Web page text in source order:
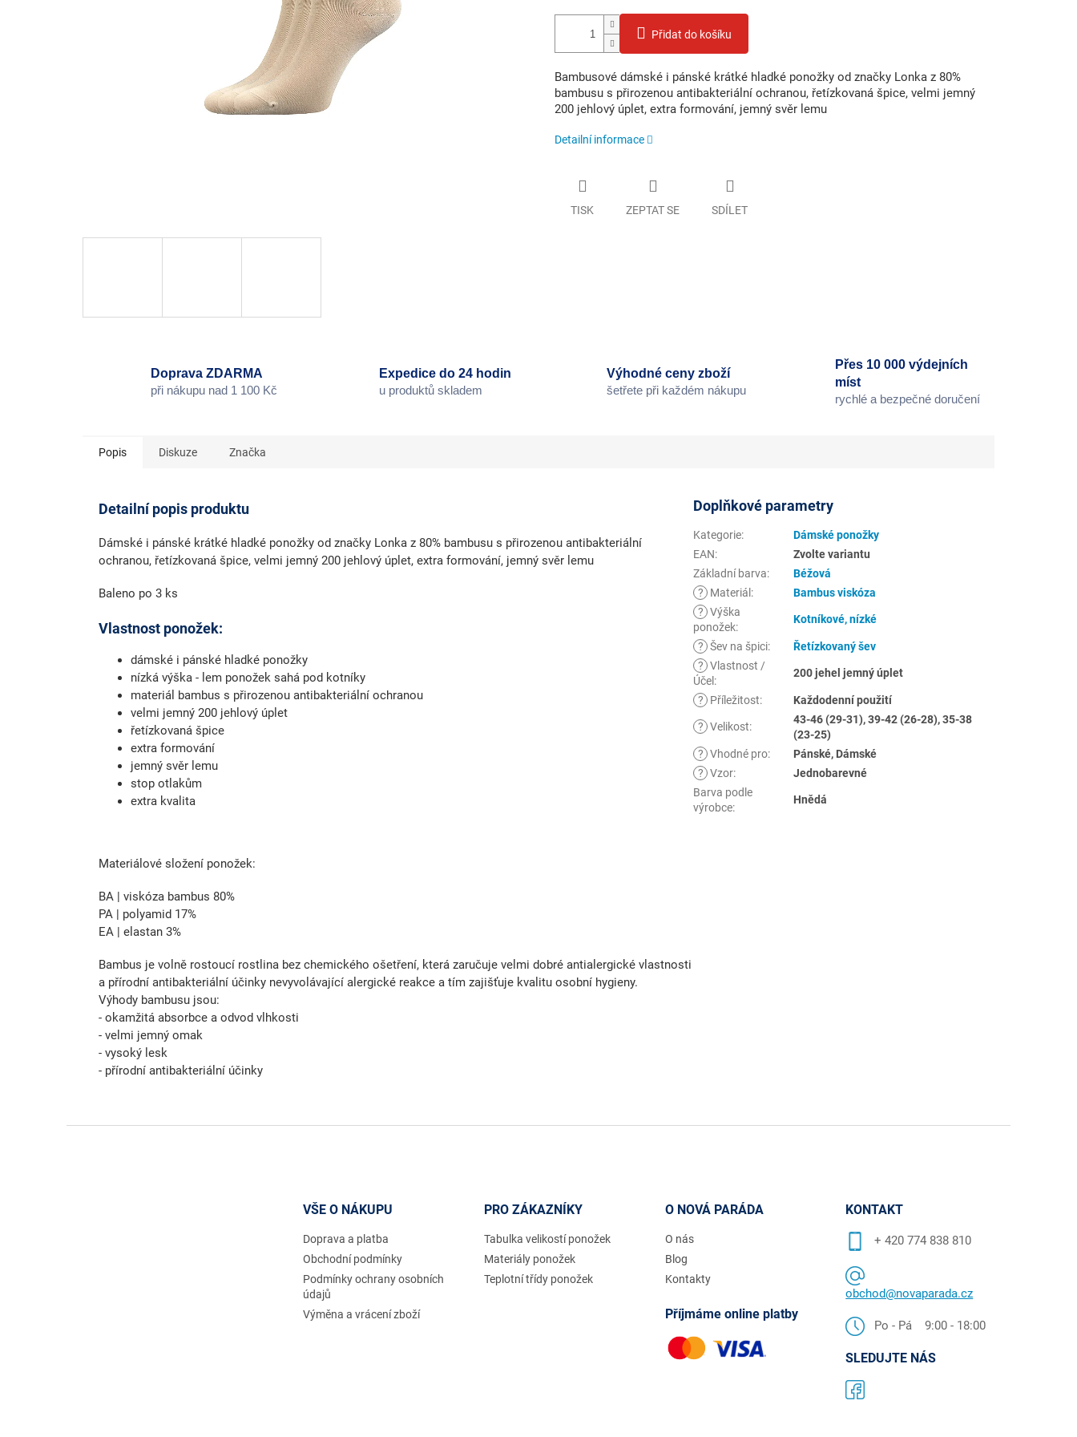
Přidat do košíku
Bambusové dámské i pánské krátké hladké ponožky od značky Lonka z 80%
bambusu s přirozenou antibakteriální ochranou, řetízkovaná špice, velmi jemný
200 jehlový úplet, extra formování, jemný svěr lemu
Detailní informace
TISK ZEPTAT SE SDÍLET
Doprava ZDARMA
při nákupu nad 1 100 Kč
Expedice do 24 hodin
u produktů skladem
Výhodné ceny zboží
šetřete při každém nákupu
Přes 10 000 výdejních
míst
rychlé a bezpečné doručení
Popis Diskuze Značka
Detailní popis produktu
Dámské i pánské krátké hladké ponožky od značky Lonka z 80% bambusu s přirozenou antibakteriální
ochranou, řetízkovaná špice, velmi jemný 200 jehlový úplet, extra formování, jemný svěr lemu
Baleno po 3 ks
Vlastnost ponožek:
dámské i pánské hladké ponožky
nízká výška - lem ponožek sahá pod kotníky
materiál bambus s přirozenou antibakteriální ochranou
velmi jemný 200 jehlový úplet
řetízkovaná špice
extra formování
jemný svěr lemu
stop otlakům
extra kvalita
Materiálové složení ponožek:
BA | viskóza bambus 80%
PA | polyamid 17%
EA | elastan 3%
Bambus je volně rostoucí rostlina bez chemického ošetření, která zaručuje velmi dobré antialergické vlastnosti
a přírodní antibakteriální účinky nevyvolávající alergické reakce a tím zajišťuje kvalitu osobní hygieny.
Výhody bambusu jsou:
- okamžitá absorbce a odvod vlhkosti
- velmi jemný omak
- vysoký lesk
- přírodní antibakteriální účinky
Doplňkové parametry
Kategorie:
Dámské ponožky
EAN:
Zvolte variantu
Základní barva:
Béžová
?
Materiál :
Bambus viskóza
? Výška
ponožek:
Kotníkové, nízké
? Šev na špici:
Řetízkovaný šev
? Vlastnost /
Účel :
200 jehel jemný úplet
? Příležitost: Každodenní použití
? Velikost:
43-46 (29-31), 39-42 (26-28), 35-38
(23-25)
? Vhodné pro:
Pánské, Dámské
? Vzor:
Jednobarevné
Barva podle
výrobce:
Hnědá
VŠE O NÁKUPU
Doprava a platba
Obchodní podmínky
Podmínky ochrany osobních
údajů
Výměna a vrácení zboží
PRO ZÁKAZNÍKY
Tabulka velikostí ponožek
Materiály ponožek
Teplotní třídy ponožek
O NOVÁ PARÁDA
O nás
Blog
Kontakty
Příjmáme online platby
KONTAKT
+ 420 774 838 810
obchod@novaparada.cz
Po - Pá 9:00 - 18:00
SLEDUJTE NÁS